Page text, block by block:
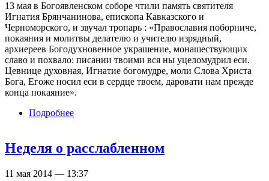
13 мая в Богоявленском соборе чтили память святителя
Игнатия Брянчанинова, епископа Кавказского и
Черноморского, и звучал тропарь : «Православия поборниче,
покаяния и молитвы делателю и учителю изрядный,
архиереев Богодухновенное украшение, монашествующих
славо и похвало: писании твоими вся ны уцеломудрил еси.
Цевнице духовная, Игнатие богомудре, моли Слова Христа
Бога, Егоже носил еси в сердце твоем, даровати нам прежде
конца покаяние».
Подробнее
Неделя о расслабленном
11 мая 2014 — 13:37